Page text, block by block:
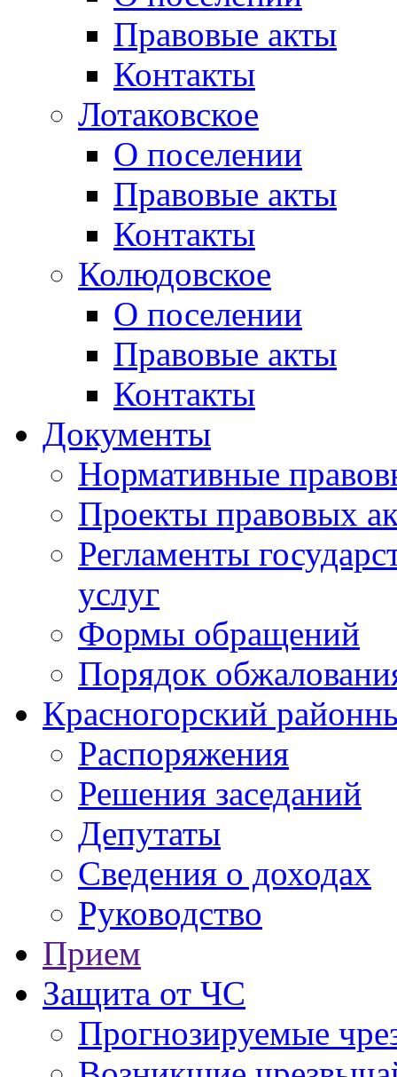
Правовые акты
Контакты
Лотаковское
О поселении
Правовые акты
Контакты
Колюдовское
О поселении
Правовые акты
Контакты
Документы
Нормативные
Проекты правовых
Регламенты
услуг
Формы обращений
Порядок
Красногорский
Распоряжения
Решения заседаний
Депутаты
Сведения о доходах
Руководство
Прием
Защита от ЧС
Прогнозируемые